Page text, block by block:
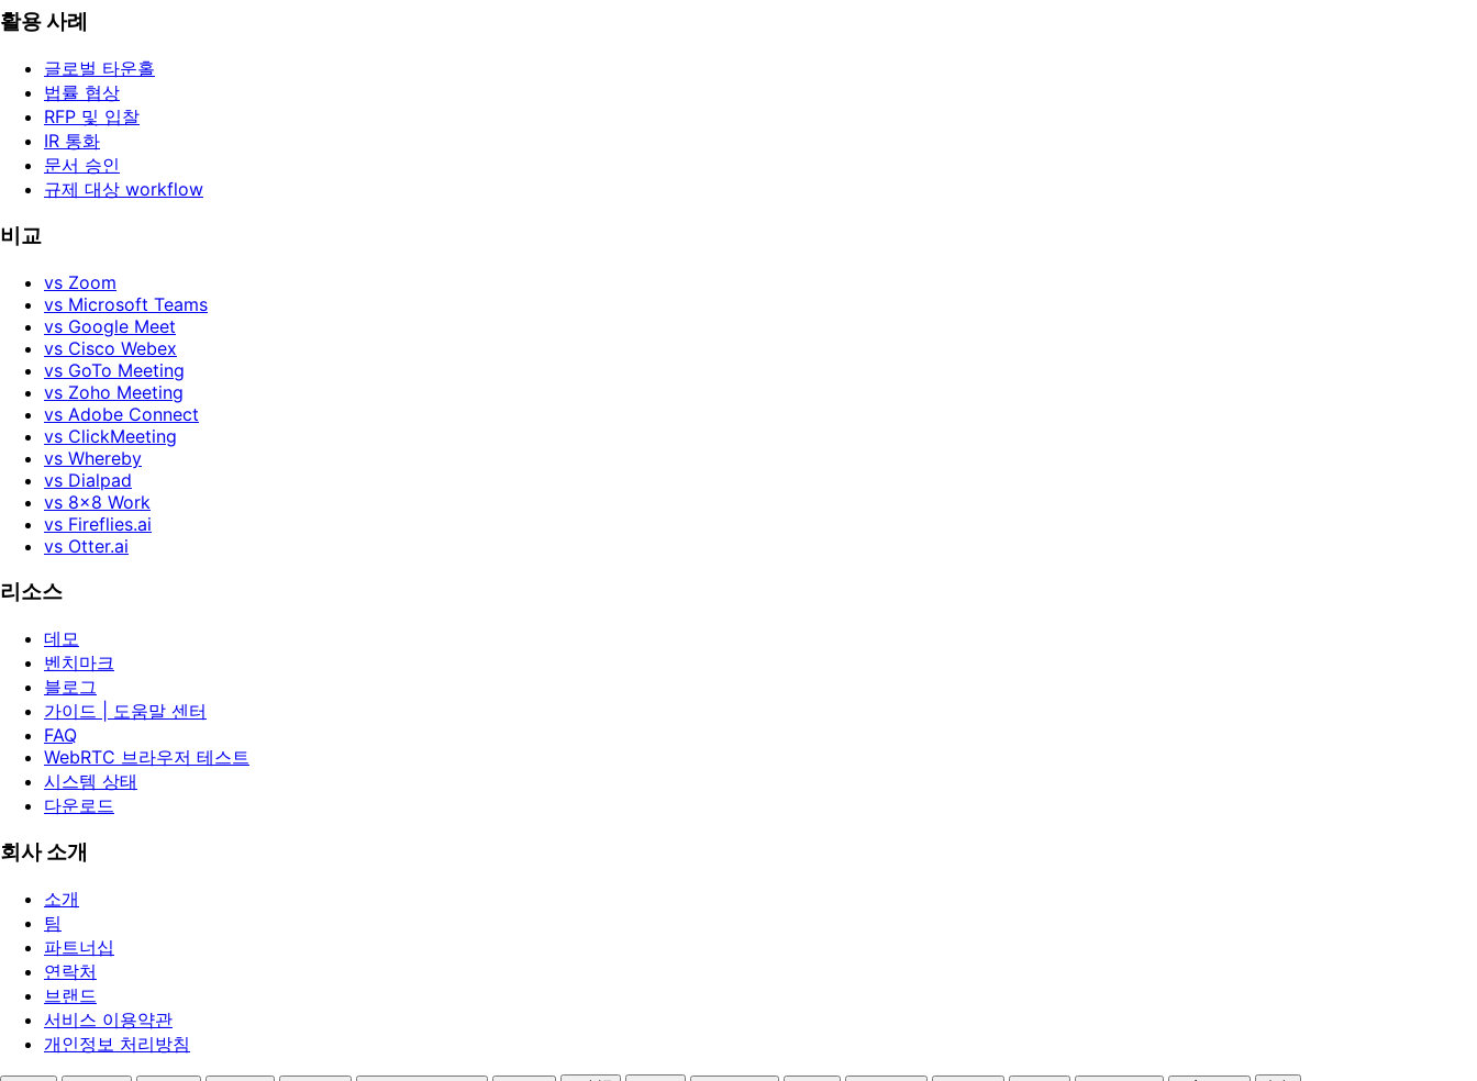
활용 사례
글로벌 타운홀
법률 협상
RFP 및 입찰
IR 통화
문서 승인
규제 대상 workflow
비교
vs Zoom
vs Microsoft Teams
vs Google Meet
vs Cisco Webex
vs GoTo Meeting
vs Zoho Meeting
vs Adobe Connect
vs ClickMeeting
vs Whereby
vs Dialpad
vs 8x8 Work
vs Fireflies.ai
vs Otter.ai
리소스
데모
벤치마크
블로그
가이드 | 도움말 센터
FAQ
WebRTC 브라우저 테스트
시스템 상태
다운로드
회사 소개
소개
팀
파트너십
연락처
브랜드
서비스 이용약관
개인정보 처리방침